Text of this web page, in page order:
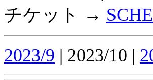
チケット →
2023/9 | 2023/10 |